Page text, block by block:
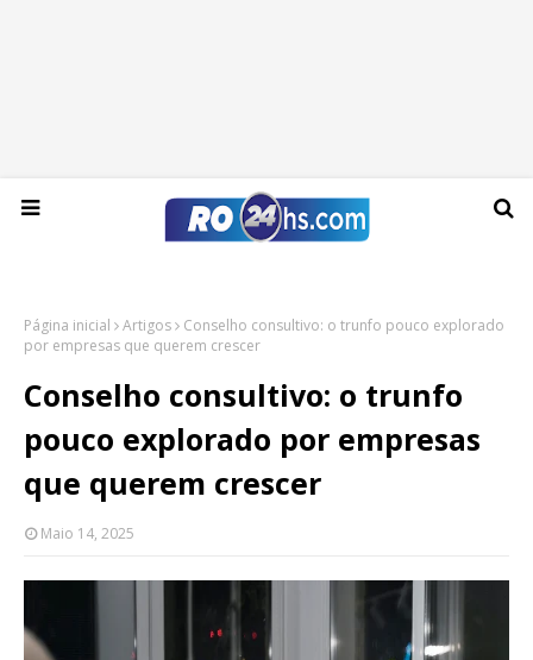
Domingo, 09 de agosto de 2026
Página inicial Artigos
Conselho consultivo: o trunfo pouco explorado
por empresas que querem crescer
Conselho consultivo: o trunfo
pouco explorado por empresas
que querem crescer
Maio 14, 2025